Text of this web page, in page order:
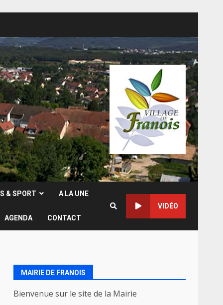
& SPORT A LA UNE
AGENDA CONTACT
VIDÉO
MAIRIE DE FRANOIS
Bienvenue sur le site de la Mairie